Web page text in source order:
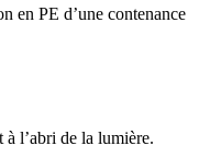
en PE d’une contenance
l’abri de la lumière.